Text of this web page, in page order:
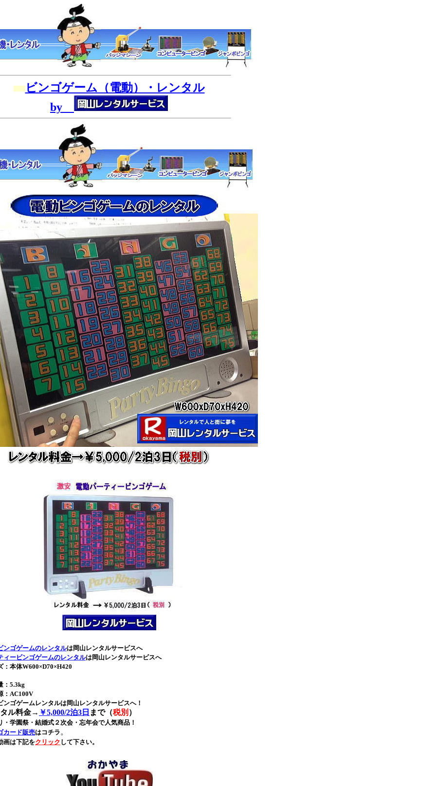
ビンゴゲーム（電動）・レンタル
by
ンゴゲームのレンタルは岡山レンタルサービスへ
ィービンゴゲームのレンタルは岡山レンタルサービスへ
：本体W600×D70×H420
5.3kg
AC100V
ンゴゲームレンタルは岡山レンタルサービスへ！
ル料金→ ￥5,000/2泊3日 まで（税別 ）
・学園祭・結婚式２次会・忘年会で人気商品！
カード販売はコチラ 。
画は下記をクリック して下さい。